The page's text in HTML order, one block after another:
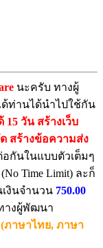
นะครับ ทางผู้
ด้ท่านได้นำไปใช้กัน
15 วัน สร้างเว็บ
สร้างข้อความส่ง
กันในแบบตัวเต็มๆ
Time Limit) ละก็
เงินจำนวน 750.00
างผู้พัฒนา
(ภาษาไทย, ภาษา